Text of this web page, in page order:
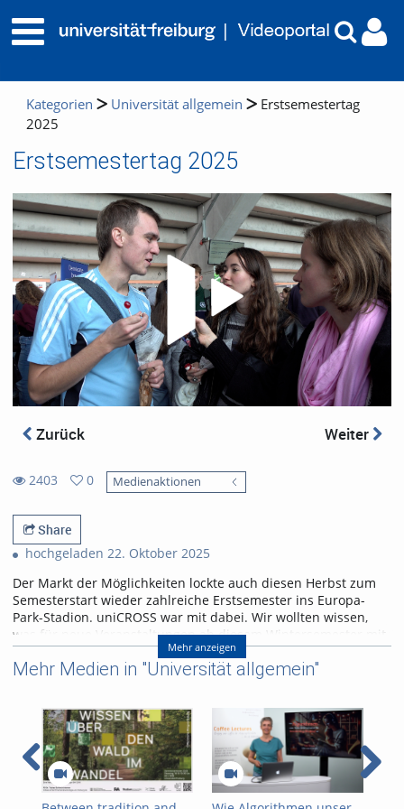
Kategorien Universität allgemein
Erstsemestertag
2025
Erstsemestertag 2025
Zurück Weiter
2403
views
0
favorites
Medienaktionen
Share
hochgeladen 22. Oktober 2025
Der Markt der Möglichkeiten lockte auch diesen Herbst zum
Semesterstart wieder zahlreiche Erstsemester ins Europa-
Park-Stadion. uniCROSS war mit dabei. Wir wollten wissen,
was für neue Veranstaltungen ab diesem Wintersemester mit
dabei sind und wofür die Erstis sich an diesem Event
besonders interessieren.
Andreas Nagel
Mehr anzeigen
Mehr Medien in "Universität allgemein"